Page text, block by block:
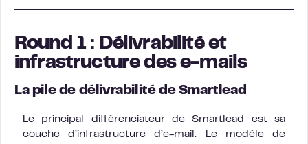
Round 1 : Délivrabilité et
infrastructure des e-mails
La pile de délivrabilité de Smartlead
Le principal différenciateur de Smartlead est sa
couche d’infrastructure d’e-mail. Le modèle de